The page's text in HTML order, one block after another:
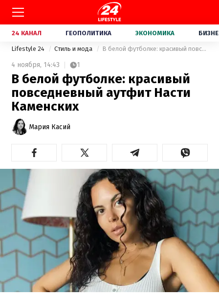
24 КАНАЛ ГЕОПОЛИТИКА ЭКОНОМИКА
Lifestyle 24 Стиль и мода В белой футболке: красивый повседневный аутфит Насти Каменских
4 ноября, 14:43 1
В белой футболке: красивый
повседневный аутфит Насти
Каменских
Мария Касий